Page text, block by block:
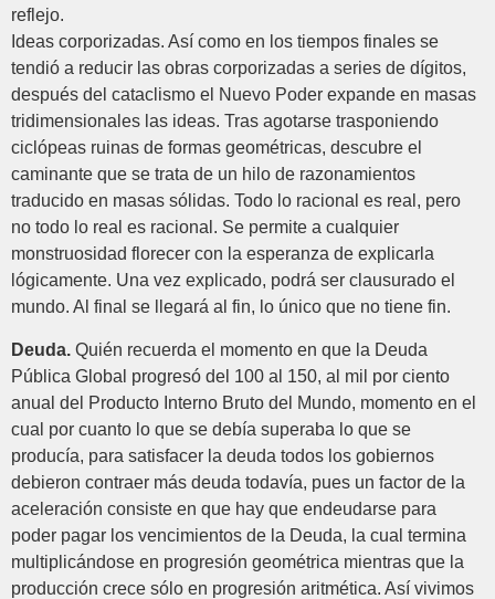
reflejo.
Ideas corporizadas. Así como en los tiempos finales se
tendió a reducir las obras corporizadas a series de dígitos,
después del cataclismo el Nuevo Poder expande en masas
tridimensionales las ideas. Tras agotarse trasponiendo
ciclópeas ruinas de formas geométricas, descubre el
caminante que se trata de un hilo de razonamientos
traducido en masas sólidas. Todo lo racional es real, pero
no todo lo real es racional. Se permite a cualquier
monstruosidad florecer con la esperanza de explicarla
lógicamente. Una vez explicado, podrá ser clausurado el
mundo. Al final se llegará al fin, lo único que no tiene fin.
Deuda. Quién recuerda el momento en que la Deuda
Pública Global progresó del 100 al 150, al mil por ciento
anual del Producto Interno Bruto del Mundo, momento en el
cual por cuanto lo que se debía superaba lo que se
producía, para satisfacer la deuda todos los gobiernos
debieron contraer más deuda todavía, pues un factor de la
aceleración consiste en que hay que endeudarse para
poder pagar los vencimientos de la Deuda, la cual termina
multiplicándose en progresión geométrica mientras que la
producción crece sólo en progresión aritmética. Así vivimos